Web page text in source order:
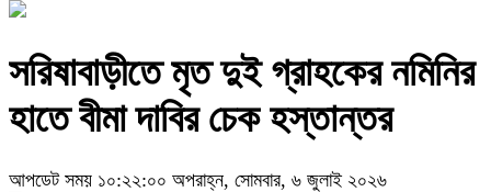
সরিষাবাড়ীতে মৃত দুই গ্রাহকের নমিনির
হাতে বীমা দাবির চেক হস্তান্তর
আপডেট সময় ১০:২২:০০ অপরাহ্ন, সোমবার, ৬ জুলাই ২০২৬